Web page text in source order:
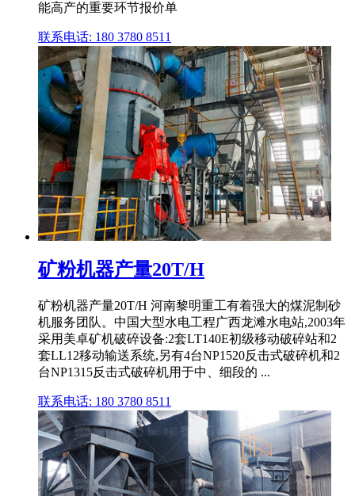
能高产的重要环节报价单
联系电话: 180 3780 8511
矿粉机器产量20T/H
矿粉机器产量20T/H 河南黎明重工有着强大的煤泥制砂
机服务团队。中国大型水电工程广西龙滩水电站,2003年
采用美卓矿机破碎设备:2套LT140E初级移动破碎站和2
套LL12移动输送系统,另有4台NP1520反击式破碎机和2
台NP1315反击式破碎机用于中、细段的 ...
联系电话: 180 3780 8511